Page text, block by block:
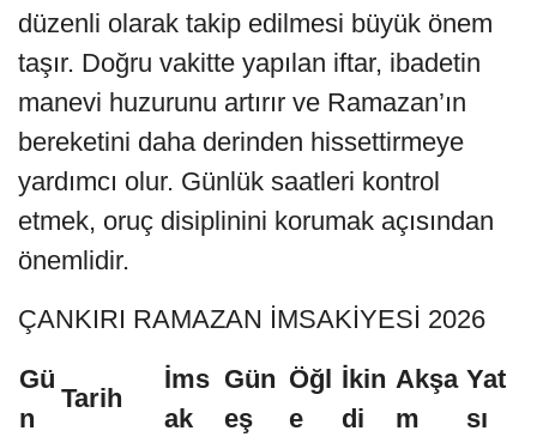
düzenli olarak takip edilmesi büyük önem
taşır. Doğru vakitte yapılan iftar, ibadetin
manevi huzurunu artırır ve Ramazan’ın
bereketini daha derinden hissettirmeye
yardımcı olur. Günlük saatleri kontrol
etmek, oruç disiplinini korumak açısından
önemlidir.
ÇANKIRI RAMAZAN İMSAKİYESİ 2026
Gü
n
Tarih
İms
ak
Gün
eş
Öğl
e
İkin
di
Akşa
m
Yat
sı